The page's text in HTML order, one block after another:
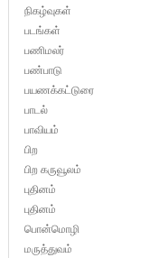
நிகழ்வுகள்
படங்கள்
பணிமலர்
பண்பாடு
பயணக்கட்டுரை
பாடல்
பாவியம்
பிற
பிற கருவூலம்
புதினம்
புதினம்
பொன்மொழி
மருத்துவம்